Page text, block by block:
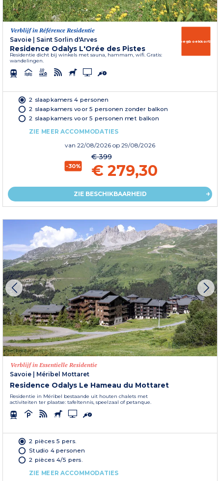
Verblijf in Référence Residentie
Savoie
Saint Sorlin d'Arves
Residence Odalys L'Orée des Pistes
Residentie dicht bij winkels met sauna, hammam, wifi. Gratis:
wandelingen.
Vroegboekkorting
2 slaapkamers 4 personen
2 slaapkamers voor 5 personen zonder balkon
2 slaapkamers voor 5 personen met balkon
ZIE MEER ACCOMMODATIES
van 22/08/2026 op 29/08/2026
-30%
€ 399
€ 279,30
ZIE BESCHIKBAARHEID
Verblijf in Essentielle Residentie
Savoie
Méribel Mottaret
Residence Odalys Le Hameau du Mottaret
Residentie in Méribel bestaande uit houten chalets met
activiteiten ter plaatse: tafeltennis, speelzaal of petanque.
2 pièces 5 pers.
Studio 4 personen
2 pièces 4/5 pers.
ZIE MEER ACCOMMODATIES